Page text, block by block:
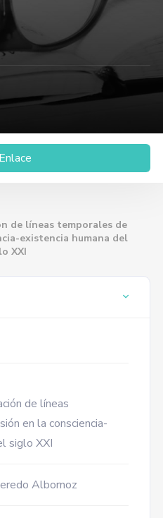
Enlace
de líneas temporales de
existencia humana del
XXI
de líneas
en la consciencia-
siglo XXI
Albornoz